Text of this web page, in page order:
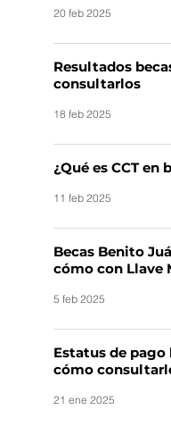
20 feb 2025
Resultados
consultarlos
18 feb 2025
¿Qué es CCT en
11 feb 2025
Becas Benito
cómo con Llave
5 feb 2025
Estatus de pago
cómo
21 ene 2025